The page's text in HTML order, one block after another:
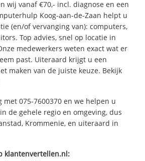
wij vanaf €70,- incl. diagnose en een
Koog-aan-de-Zaan helpt u
(en/of vervanging van): computers,
Top advies, snel op locatie in
medewerkers weten exact wat er
past. Uiteraard krijgt u een
maken van de juiste keuze. Bekijk
met 075-7600370 en we helpen u
de gehele regio en omgeving, dus
Krommenie, en uiteraard in
klantenvertellen.nl: